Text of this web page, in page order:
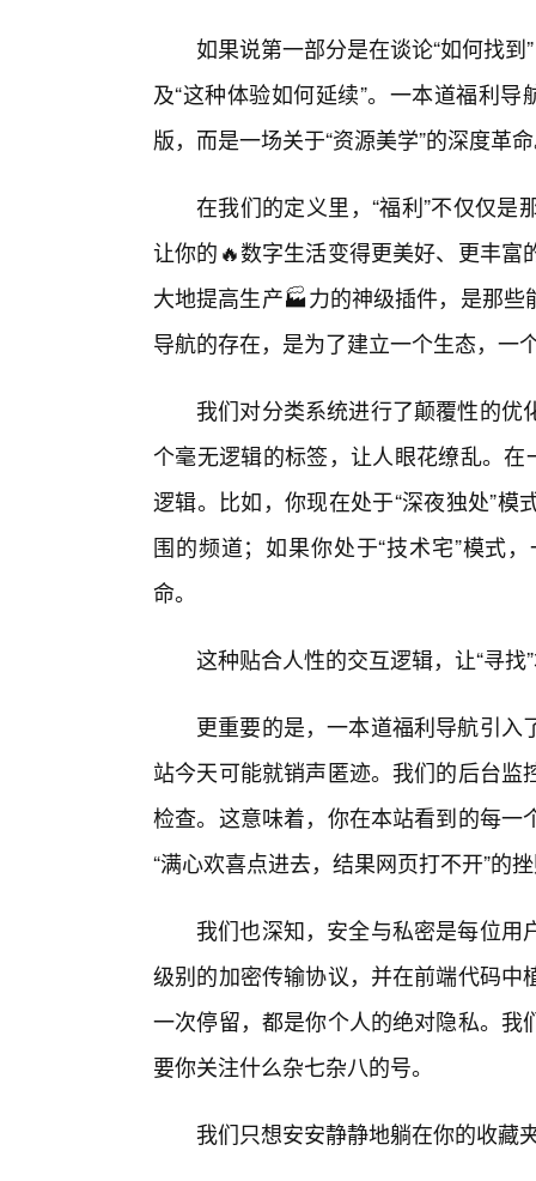
如果说第一部分是在谈论“如何找
及“这种体验如何延续”。一本道福利
版，而是一场关于“资源美学”的深度革
在我们的定义里，“福利”不仅仅
让你的🔥数字生活变得更美好、更丰
大地提高生产🏭力的神级插件，是那
导航的存在，是为了建立一个生态，一
我们对分类系统进行了颠覆性的
个毫无逻辑的标签，让人眼花缭乱。
逻辑。比如，你现在处于“深夜独处”
围的频道；如果你处于“技术宅”模式
命。
这种贴合人性的交互逻辑，让“寻
更重要的是，一本道福利导航引
站今天可能就销声匿迹。我们的后台
检查。这意味着，你在本站看到的每
“满心欢喜点进去，结果网页打不开”的
我们也深知，安全与私密是每位
级别的加密传输协议，并在前端代码
一次停留，都是你个人的绝对隐私。
要你关注什么杂七杂八的号。
我们只想安安静静地躺在你的收藏